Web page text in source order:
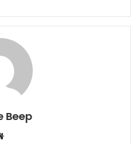
Beep
Website